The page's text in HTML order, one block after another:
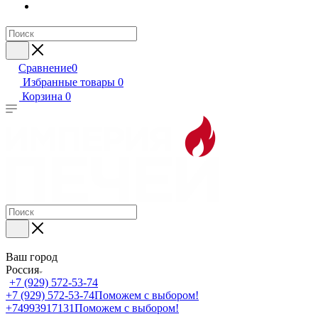
Сравнение0
Избранные товары 0
Корзина 0
Ваш город
Россия
+7 (929) 572-53-74
+7 (929) 572-53-74Поможем с выбором!
+74993917131Поможем с выбором!